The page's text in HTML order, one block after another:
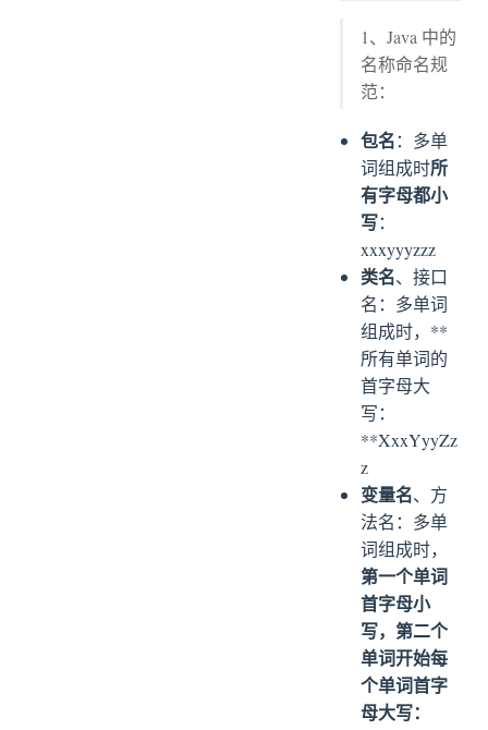
1、Java 中的
名称命名规
范：
包名：多单
词组成时所
有字母都小
写：
xxxyyyzzz
类名、接口
名：多单词
组成时，**
所有单词的
首字母大
写：
**XxxYyyZz
z
变量名、方
法名：多单
词组成时，
第一个单词
首字母小
写，第二个
单词开始每
个单词首字
母大写：